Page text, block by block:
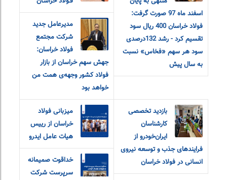
اسفند ماه 97 صورت گرفت:
فولاد خراسان 400 ریال سود
تقسیم کرد - رشد 132درصدی
سود هر سهم «فخاس» نسبت
به سال پیش
مدیرعامل جدید
شرکت مجتمع
فولاد خراسان:
جهش سهم خراسان از بازار
فولاد کشور وجهه‌ی همت من
خواهد بود
بازدید تخصصی
کارشناسان
ایران‌خودرو از
فرایندهای جذب و توسعه نیروی
انسانی در فولاد خراسان
میزبانی فولاد
خراسان از رییس
هیات عامل ایدرو
خداقوت صمیمانه
سرپرست شرکت